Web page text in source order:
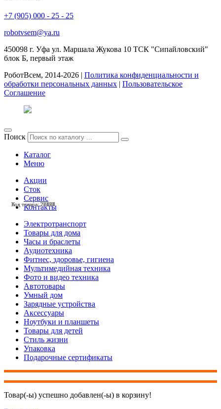
Код товара: 28428
Код товара: 28425
Код товара: 28424
Код товара: 28423
Код товара: 28377
Код товара: 28375
Код товара: 28132
Код товара: 28131
Код товара: 27803
Код товара: 27799
Код товара: 27798
Код товара: 27633
+7 (905) 000 - 25 - 25
robotvsem@ya.ru
450098 г. Уфа ул. Маршала Жукова 10 ТСК "Сипайловский"
блок Б, первый этаж
РоботВсем, 2014-2026 | Политика конфиденциальности и
обработки персональных данных | Пользовательское
Соглашение
Поиск
Каталог
Меню
Акции
Сток
Сервис
Контакты
Электротранспорт
Товары для дома
Часы и браслеты
Аудиотехника
Фитнес, здоровье, гигиена
Мультимедийная техника
Фото и видео техника
Автотовары
Умный дом
Зарядные устройства
Аксессуары
Ноутбуки и планшеты
Товары для детей
Стиль жизни
Упаковка
Подарочные сертификаты
Товар(-ы) успешно добавлен(-ы) в корзину!